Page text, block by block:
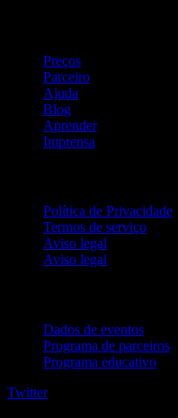
Preços
Parceiro
Ajuda
Blog
Aprender
Imprensa
Política de Privacidade
Termos de serviço
Aviso legal
Aviso legal
Dados de eventos
Programa de parceiros
Programa educativo
Twitter